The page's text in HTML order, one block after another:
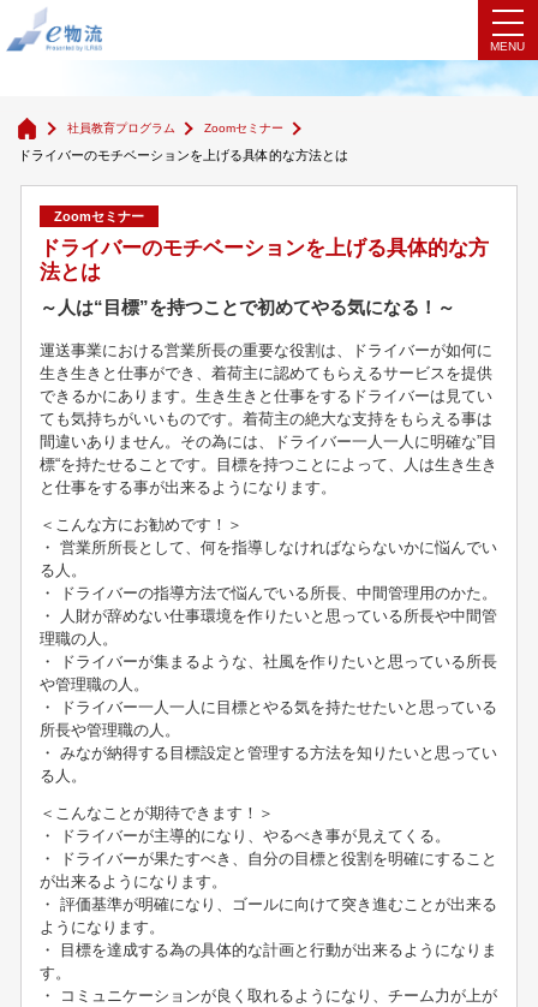
Zoomセミナー
社員教育プログラム Zoomセミナー
ドライバーのモチベーションを上げる具体的な方法とは
Zoomセミナー
ドライバーのモチベーションを上げる具体的な方
法とは
～人は“目標”を持つことで初めてやる気になる！～
運送事業における営業所長の重要な役割は、ドライバーが如何に
生き生きと仕事ができ、着荷主に認めてもらえるサービスを提供
できるかにあります。生き生きと仕事をするドライバーは見てい
ても気持ちがいいものです。着荷主の絶大な支持をもらえる事は
間違いありません。その為には、ドライバー一人一人に明確な”目
標“を持たせることです。目標を持つことによって、人は生き生き
と仕事をする事が出来るようになります。
＜こんな方にお勧めです！＞
・ 営業所所長として、何を指導しなければならないかに悩んでい
る人。
・ ドライバーの指導方法で悩んでいる所長、中間管理用のかた。
・ 人財が辞めない仕事環境を作りたいと思っている所長や中間管
理職の人。
・ ドライバーが集まるような、社風を作りたいと思っている所長
や管理職の人。
・ ドライバー一人一人に目標とやる気を持たせたいと思っている
所長や管理職の人。
・ みなが納得する目標設定と管理する方法を知りたいと思ってい
る人。
＜こんなことが期待できます！＞
・ ドライバーが主導的になり、やるべき事が見えてくる。
・ ドライバーが果たすべき、自分の目標と役割を明確にすること
が出来るようになります。
・ 評価基準が明確になり、ゴールに向けて突き進むことが出来る
ようになります。
・ 目標を達成する為の具体的な計画と行動が出来るようになりま
す。
・ コミュニケーションが良く取れるようになり、チーム力が上が